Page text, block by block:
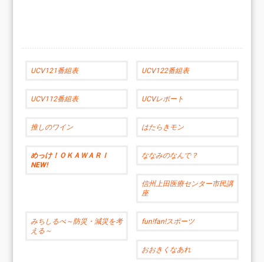
UCV121番組表 UCV122番組表
UCV112番組表 UCVレポート
推しのワイン はたらきモン
めっけ！ＯＫＡＷＡＲＩ
NEW!
ななみのなんで？
信州上田医療センター市民講
座
みちしるべ～防災・減災を考
える～
fun!fan!スポーツ
おおきくなあれ